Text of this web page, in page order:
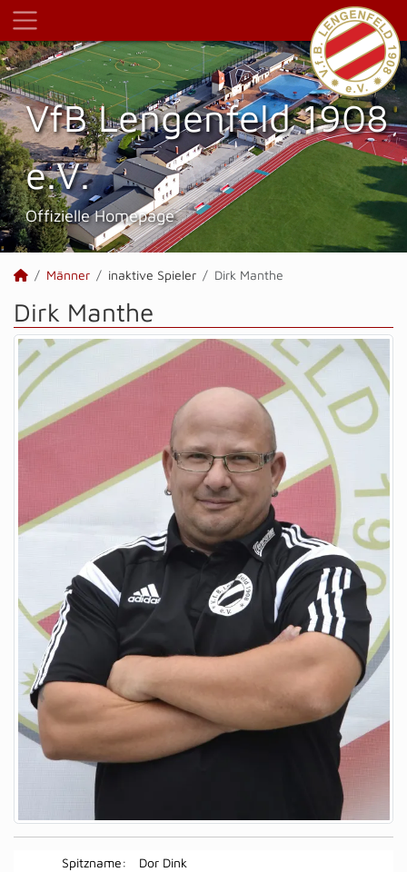
VfB Lengenfeld 1908
e.V.
Offizielle Homepage
Männer inaktive Spieler Dirk Manthe
Dirk Manthe
Spitzname:
Dor Dink